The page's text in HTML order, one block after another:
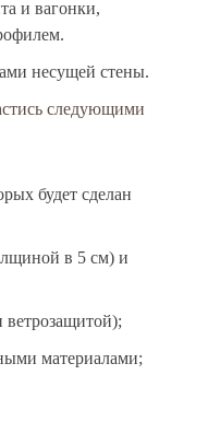
и вагонки,
несущей стены.
следующими
будет сделан
в 5 см) и
ветрозащитой);
материалами;